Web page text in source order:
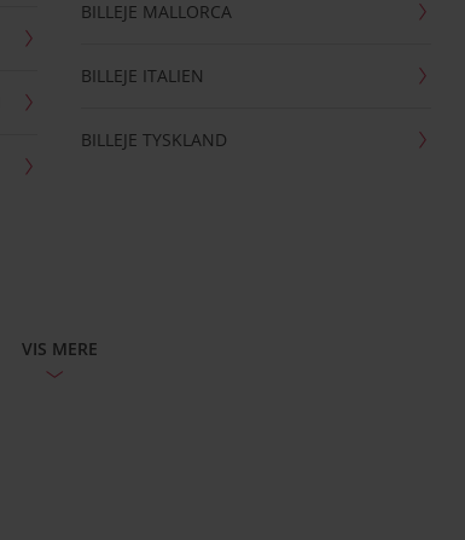
BILLEJE MALLORCA
BILLEJE ITALIEN
BILLEJE TYSKLAND
VIS MERE